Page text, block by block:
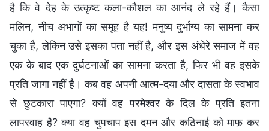
है कि वे देह के उत्कृष्ट कला-कौशल का आनंद ले रहे हैं। कैसा
मलिन, नीच अभागों का समूह है यह! मनुष्य दुर्भाग्य का सामना कर
चुका है, लेकिन उसे इसका पता नहीं है, और इस अंधेरे समाज में वह
एक के बाद एक दुर्घटनाओं का सामना करता है, फिर भी वह इसके
प्रति जागा नहीं है। कब वह अपनी आत्म-दया और दासता के स्वभाव
से छुटकारा पाएगा? क्यों वह परमेश्वर के दिल के प्रति इतना
लापरवाह है? क्या वह चुपचाप इस दमन और कठिनाई को माफ़ कर